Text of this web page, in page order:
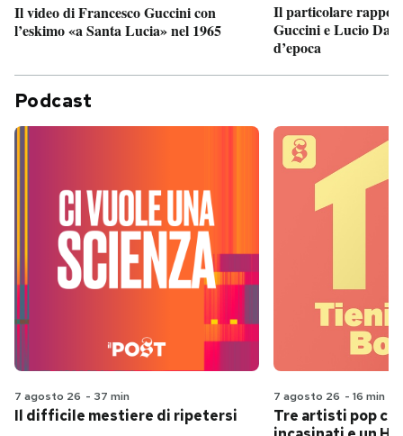
Il video di Francesco Guccini con
l’eskimo «a Santa Lucia» nel 1965
Il particolare
Guccini e Lucio
d’epoca
Podcast
7 agosto 26 - 37 min
Il difficile mestiere di ripetersi
7 agosto 26 - 16 min
Tre artisti pop